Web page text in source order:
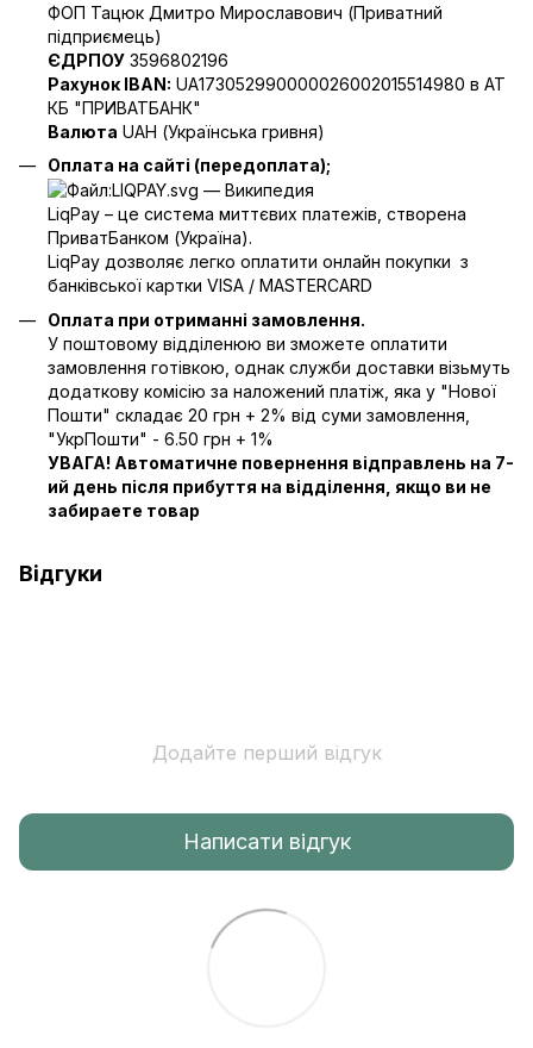
ФОП Тацюк Дмитро Мирославович (Приватний
пiдприємець)
ЄДРПОУ 3596802196
Рахунок IBAN: UA173052990000026002015514980 в АТ
КБ "ПРИВАТБАНК"
Валюта UAH (Українська гривня)
Оплата на сайті (передоплата);
LiqPay – це система миттєвих платежів, створена
ПриватБанком (Україна).
LiqPay дозволяє легко оплатити онлайн покупки з
банківської картки VISA / MASTERCARD
Оплата при отриманні замовлення.
У поштовому відділенюю ви зможете оплатити
замовлення готівкою, однак служби доставки візьмуть
додаткову комісію за наложений платіж, яка у "Нової
Пошти" складає 20 грн + 2% від суми замовлення,
"УкрПошти" - 6.50 грн + 1%
УВАГА! Автоматичне повернення відправлень на 7-
ий день після прибуття на відділення, якщо ви не
забираете товар
Відгуки
Додайте перший відгук
Написати відгук